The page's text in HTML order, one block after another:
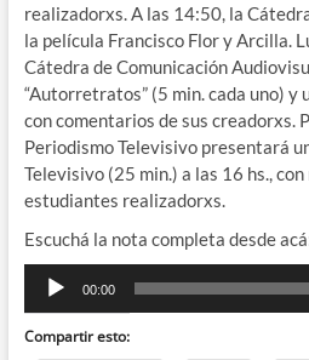
realizadorxs. A las 14:50, la
la película Francisco Flor y Arcilla.
Cátedra de Comunicación
“Autorretratos” (5 min. cada uno) y
con comentarios de sus creadorxs.
Periodismo Televisivo presentará
Televisivo (25 min.) a las 16 hs.,
estudiantes realizadorxs.
Escuchá la nota completa desde
Reproductor
audio
00:00
Compartir esto: